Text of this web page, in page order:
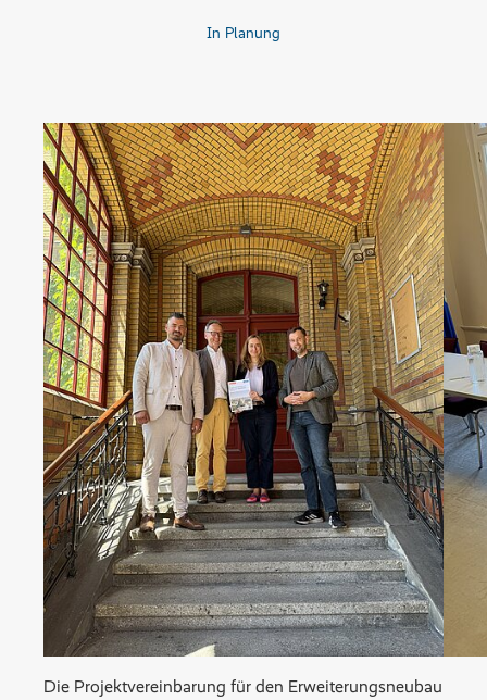
In Planung
Die Projektvereinbarung für den Erweiterungsneubau